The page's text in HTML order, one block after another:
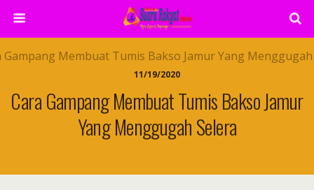
11/19/2020
Cara Gampang Membuat Tumis Bakso Jamur
Yang Menggugah Selera